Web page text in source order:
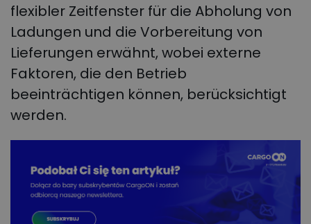
flexibler Zeitfenster für die Abholung von
Ladungen und die Vorbereitung von
Lieferungen erwähnt, wobei externe
Faktoren, die den Betrieb
beeinträchtigen können, berücksichtigt
werden.